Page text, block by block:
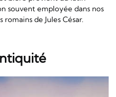
souvent employée dans nos
de Jules César.